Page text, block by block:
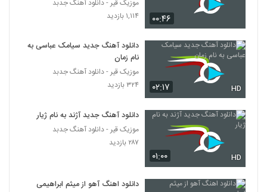
6314
سامان پاکدل آهنگ اکی نیستی (به همراه
اَترس)
۲۳۱ بازدید
6315
دانلود آهنگ محمد آریا دلتنگیه عجیب
(Mohammad Aria Deltangiye Ajib)
۲۱۳ بازدید
موزیک زیبای خون بها از مهدی صومعه
6317
دانلود آهنگ جدید و زیبای شهریار صیقلانی با
نام اتاق (به همراه حمزه یگانه)
۰۰:۴۶
موزیک قیر - دانلود آهنگ جدبد
۱,۱۱۴ بازدید
۰۲:۱۷ HD
دانلود آهنگ جدید سیامک عباسی به
نام زمان
موزیک قیر - دانلود آهنگ جدبد
۳۲۴ بازدید
۰۱:۰۰ HD
دانلود آهنگ جدید آژند به نام ژیار
موزیک قیر - دانلود آهنگ جدبد
۲۸۷ بازدید
دانلود اهنگ آهو از میثم ابراهیمی